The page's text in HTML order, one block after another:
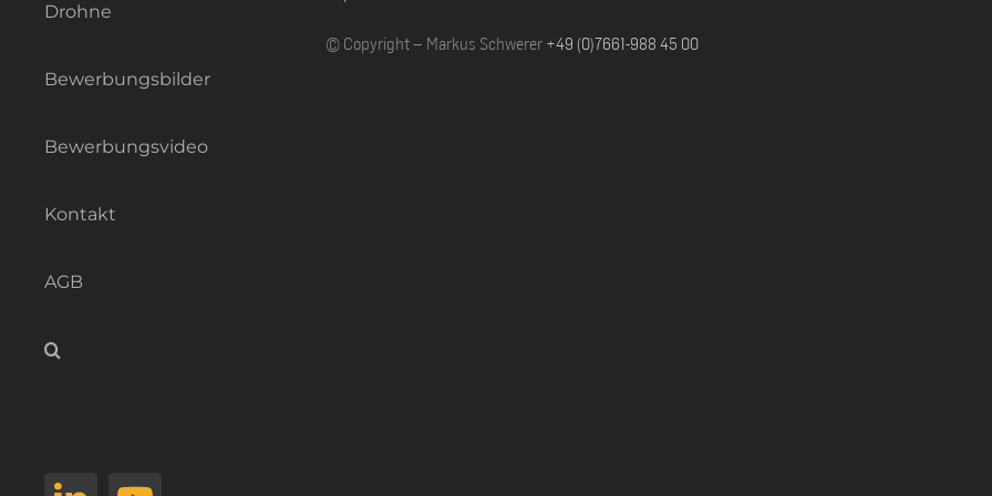
Drohne
Bewerbungsbilder
Bewerbungsvideo
Kontakt
AGB
© Copyright – Markus Schwerer +49 (0)7661-988 45 00